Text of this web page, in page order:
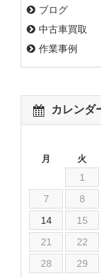
ブログ
中古車買取
作業事例
カレンダ
月 火
1
7
8
14
15
21
22
28
29